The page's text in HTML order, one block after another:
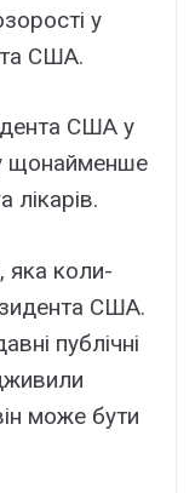
у
США.
США у
щонайменше
лікарів.
яка коли-
США.
публічні
може бути